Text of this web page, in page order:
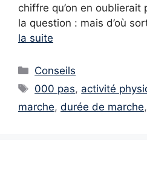
chiffre qu’on en oublierait
la question : mais d’où
la suite
Catégories
Conseils
Étiquettes
000 pas, activité
marche, durée de marche,